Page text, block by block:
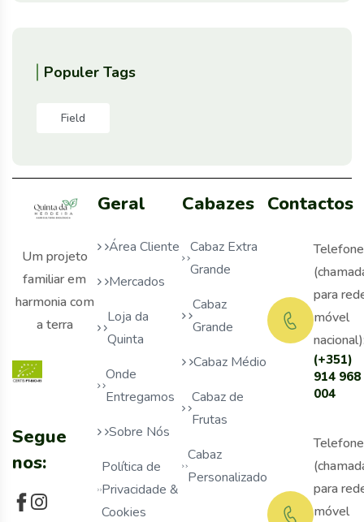
Populer Tags
Field
Um projeto
familiar em
harmonia com
a terra
Segue
nos:
Geral
Área Cliente
Mercados
Loja da
Quinta
Onde
Entregamos
Sobre Nós
Política de
Privacidade &
Cookies
Cabazes
Cabaz Extra
Grande
Cabaz
Grande
Cabaz Médio
Cabaz de
Frutas
Cabaz
Personalizado
Contactos
(+351)
914 968
004
Telefone
para
móvel
Telefone
para
móvel